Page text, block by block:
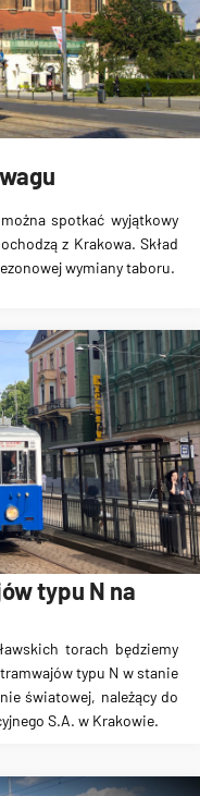
spotkać wyjątkowy
z Krakowa. Skład
wymiany taboru.
typu N na
torach będziemy
typu N w stanie
światowej, należący do
S.A. w Krakowie.